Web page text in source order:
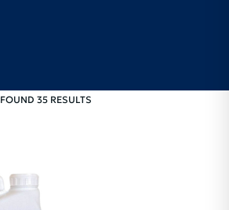
FOUND 35 RESULTS